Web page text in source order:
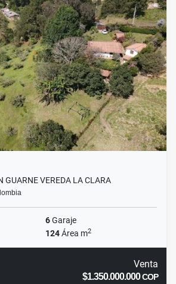
GUARNE VEREDA LA CLARA
6Garaje
124Área m2
Venta
$1.350.000.000COP